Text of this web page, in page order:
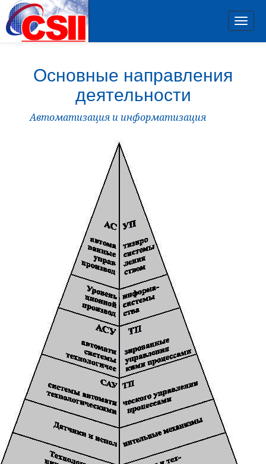
Основные направления
деятельности
Автоматизация и информатизация